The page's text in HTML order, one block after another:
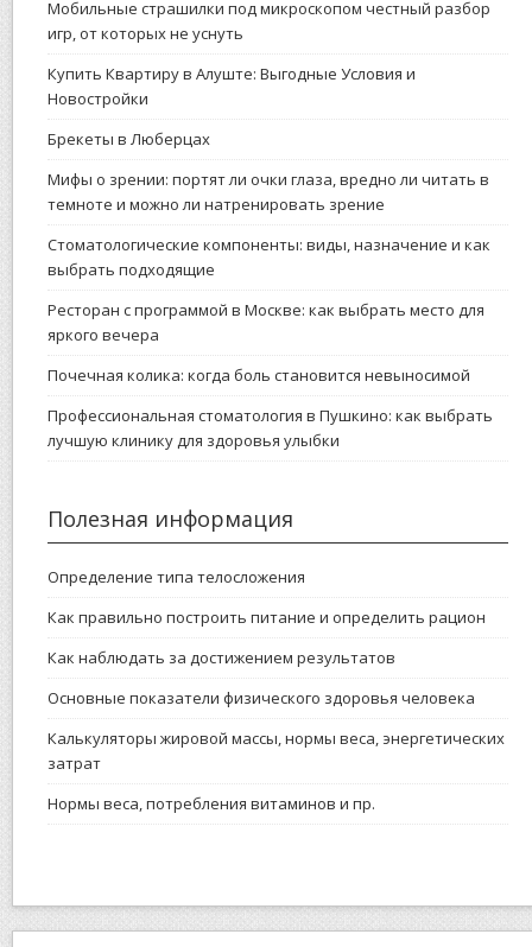
Мобильные страшилки под микроскопом честный разбор
игр, от которых не уснуть
Купить Квартиру в Алуште: Выгодные Условия и
Новостройки
Брекеты в Люберцах
Мифы о зрении: портят ли очки глаза, вредно ли читать в
темноте и можно ли натренировать зрение
Стоматологические компоненты: виды, назначение и как
выбрать подходящие
Ресторан с программой в Москве: как выбрать место для
яркого вечера
Почечная колика: когда боль становится невыносимой
Профессиональная стоматология в Пушкино: как выбрать
лучшую клинику для здоровья улыбки
Полезная информация
Определение типа телосложения
Как правильно построить питание и определить рацион
Как наблюдать за достижением результатов
Основные показатели физического здоровья человека
Калькуляторы жировой массы, нормы веса, энергетических
затрат
Нормы веса, потребления витаминов и пр.